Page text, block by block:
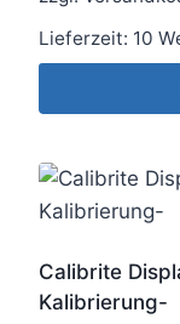
Lieferzeit: 10
Calibrite
Kalibrierung-